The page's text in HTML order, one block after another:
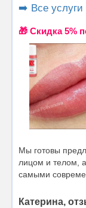
➡️ Все услуги
🎁 Cкидка 5%
Мы готовы
лицом и телом,
самыми
Катерина,